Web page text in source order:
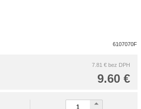
6107070F
7.81 € bez DPH
9.60 €